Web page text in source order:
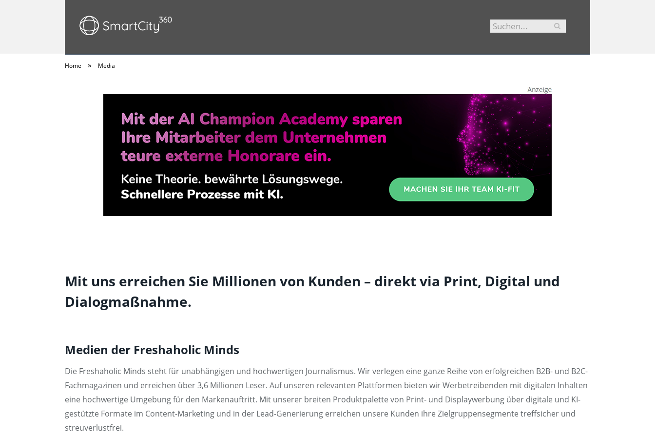
Home » Media
Mit uns erreichen Sie Millionen von Kunden – direkt via Print, Digital und
Dialogmaßnahme.
Medien der Freshaholic Minds
Die Freshaholic Minds steht für unabhängigen und hochwertigen Journalismus. Wir verlegen eine ganze Reihe von erfolgreichen B2B- und B2C-
Fachmagazinen und erreichen über 3,6 Millionen Leser. Auf unseren relevanten Plattformen bieten wir Werbetreibenden mit digitalen Inhalten
eine hochwertige Umgebung für den Markenauftritt. Mit unserer breiten Produktpalette von Print- und Displaywerbung über digitale und KI-
gestützte Formate im Content-Marketing und in der Lead-Generierung erreichen unsere Kunden ihre Zielgruppensegmente treffsicher und
streuverlustfrei.